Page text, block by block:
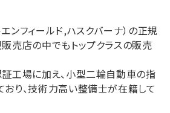
ンフィールド,ハスクバーナ）の正規
売店の中でもトップクラスの販売
工場に加え、小型二輪自動車の指
り、技術力高い整備士が在籍して